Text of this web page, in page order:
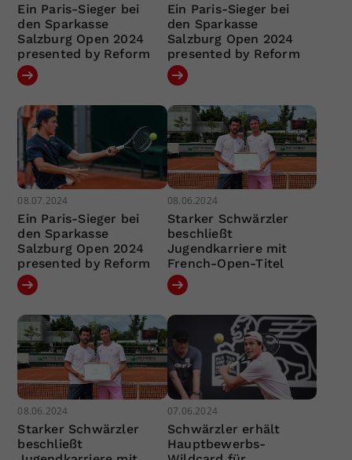
Ein Paris-Sieger bei
den Sparkasse
Salzburg Open 2024
presented by Reform
Ein Paris-Sieger bei
den Sparkasse
Salzburg Open 2024
presented by Reform
08.07.2024
Ein Paris-Sieger bei
den Sparkasse
Salzburg Open 2024
presented by Reform
08.06.2024
Starker Schwärzler
beschließt
Jugendkarriere mit
French-Open-Titel
08.06.2024
Starker Schwärzler
beschließt
07.06.2024
Schwärzler erhält
Hauptbewerbs-